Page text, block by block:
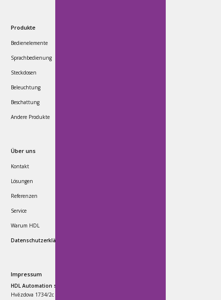
Produkte
Bedienelemente
Sprachbedienung
Steckdosen
Beleuchtung
Beschattung
Andere Produkte
Über uns
Kontakt
Lösungen
Referenzen
Service
Warum HDL
Datenschutzerklärung
Impressum
HDL Automation s.r.o.
Hvězdova 1734/2c